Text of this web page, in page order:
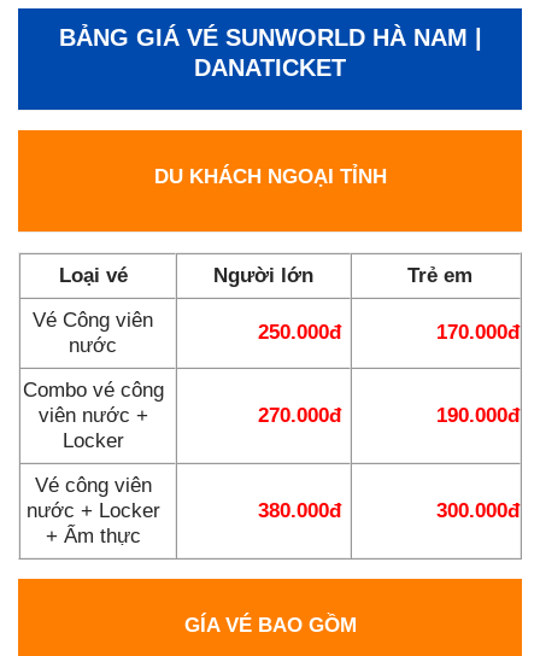
BẢNG GIÁ VÉ SUNWORLD HÀ NAM |
DANATICKET
DU KHÁCH NGOẠI TỈNH
Loại vé Người lớn
Trẻ em
Vé Công viên
nước
250.000đ 170.000đ
Combo vé công
viên nước +
Locker
270.000đ 190.000đ
Vé công viên
nước + Locker
+ Ẩm thực
380.000đ 300.000đ
GÍA VÉ BAO GỒM